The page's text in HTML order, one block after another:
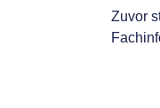
Zuvor